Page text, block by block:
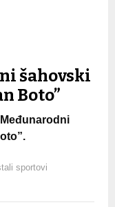
šahovski
Boto”
sportovi